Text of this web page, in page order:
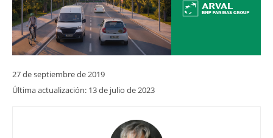
27 de septiembre de 2019
Última actualización: 13 de julio de 2023